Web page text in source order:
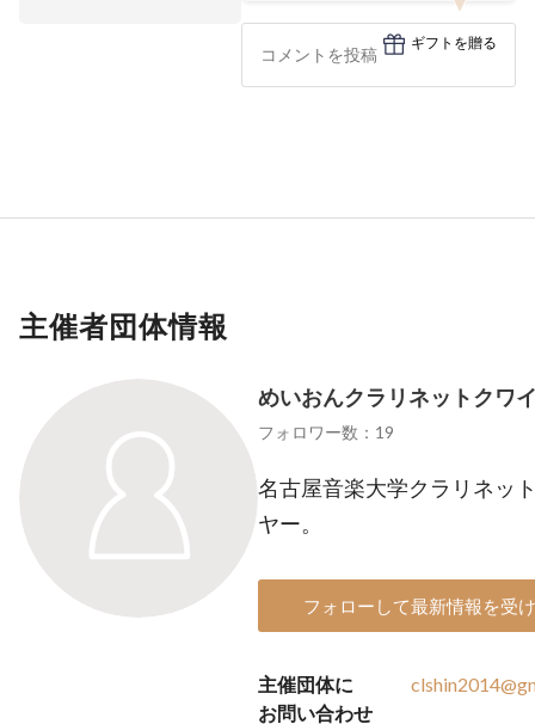
ギフトを贈る
主催者団体情報
めいおんクラリネットクワ
フォロワー数：19
名古屋音楽大学クラリネッ
ヤー。
フォローして最新情報を受
主催団体に
お問い合わせ